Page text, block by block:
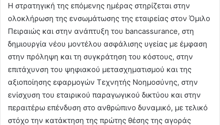
Η στρατηγική της επόμενης ημέρας στηρίζεται στην
ολοκλήρωση της ενσωμάτωσης της εταιρείας στον Όμιλο
Πειραιώς και στην ανάπτυξη του bancassurance, στη
δημιουργία νέου μοντέλου ασφάλισης υγείας με έμφαση
στην πρόληψη και τη συγκράτηση του κόστους, στην
επιτάχυνση του ψηφιακού μετασχηματισμού και της
αξιοποίησης εφαρμογών Τεχνητής Νοημοσύνης, στην
ενίσχυση του εταιρικού παραγωγικού δικτύου και στην
περαιτέρω επένδυση στο ανθρώπινο δυναμικό, με τελικό
στόχο την κατάκτηση της πρώτης θέσης της αγοράς